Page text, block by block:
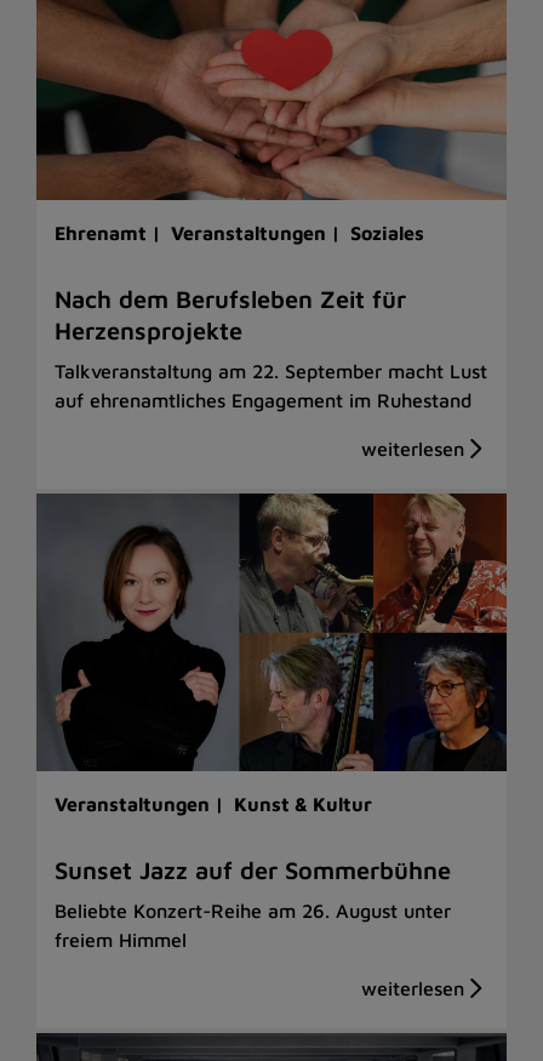
Ehrenamt | Veranstaltungen | Soziales
Nach dem Berufsleben Zeit für
Herzensprojekte
Talkveranstaltung am 22. September macht Lust
auf ehrenamtliches Engagement im Ruhestand
Veranstaltungen | Kunst & Kultur
Sunset Jazz auf der Sommerbühne
Beliebte Konzert-Reihe am 26. August unter
freiem Himmel